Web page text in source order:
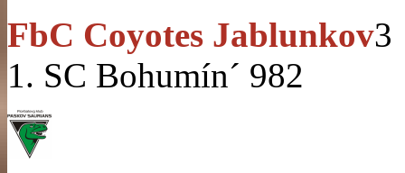
FbC Coyotes Jablunkov3
1. SC Bohumín´ 982